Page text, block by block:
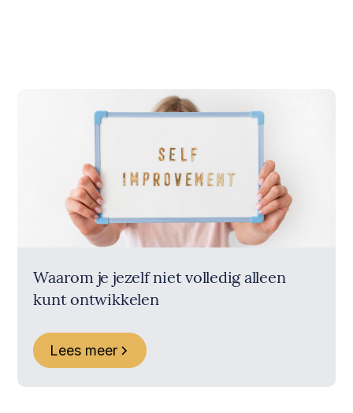
Waarom je jezelf niet volledig alleen
kunt ontwikkelen
Lees meer